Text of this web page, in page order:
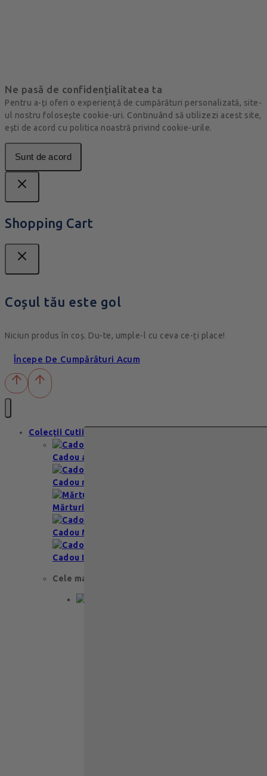
Ne pasă de confidențialitatea ta
Pentru a-ți oferi o experiență de cumpărături personalizată, site-
ul nostru folosește cookie-uri. Continuând să utilizezi acest site,
ești de acord cu politica noastră privind cookie-urile.
Sunt de acord
Shopping Cart
Coșul tău este gol
Niciun produs în coș. Du-te, umple-l cu ceva ce-ți place!
Începe De Cumpărături Acum
Colecții Cutii
Cadou aniversare
Cadou romantic
Mărturii nuntă & botez
Cadou Multumesc
Cadou Invitatie
Cele mai apreciate